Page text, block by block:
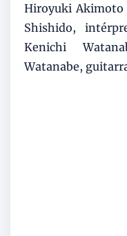
Hiroyuki Akimoto
Shishido,
Kenichi
Watanabe,